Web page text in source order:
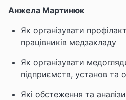
Анжела Мартинюк
Як організувати
працівників медзакладу
Як організувати
підприємств, установ та
Які обстеження та аналізи